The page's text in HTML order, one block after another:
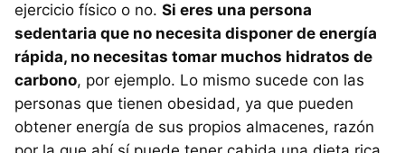
ejercicio físico o no. Si eres una persona
sedentaria que no necesita disponer de energía
rápida, no necesitas tomar muchos hidratos de
carbono, por ejemplo. Lo mismo sucede con las
personas que tienen obesidad, ya que pueden
obtener energía de sus propios almacenes, razón